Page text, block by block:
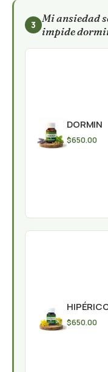
3
Mi ansiedad
impide
DORMIN
$650.00
$650.00